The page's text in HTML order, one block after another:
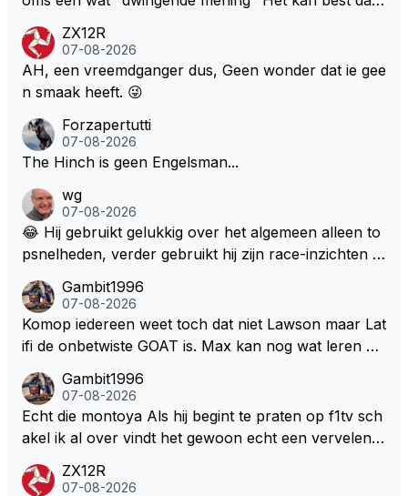
l bij Windsor op te roepen. Maar in een tijd zonder r
aces zijn dit leuke berichtjes
ZX12R
07-08-2026
AH, een vreemdganger dus, Geen wonder dat ie gee
n smaak heeft. 😜
Forzapertutti
07-08-2026
The Hinch is geen Engelsman...
wg
07-08-2026
😂 Hij gebruikt gelukkig over het algemeen alleen to
psnelheden, verder gebruikt hij zijn race-inzichten q
een bocht zegt helemaal niets, dus wat dat betreft h
eeft hij sowieso gelijk 😂.
Gambit1996
07-08-2026
Komop iedereen weet toch dat niet Lawson maar Lat
ifi de onbetwiste GOAT is. Max kan nog wat leren va
milton, hahahaha. Latifi pakt ze allemaal met de oge
n dicht met als onbetwiste nummer 2 of GOATINES
S Lawson natuurlijk 😂😂😂😂😂
Gambit1996
07-08-2026
Echt die montoya Als hij begint te praten op f1tv sch
akel ik al over vindt het gewoon echt een vervelend
weet 🤮🤮
ZX12R
07-08-2026